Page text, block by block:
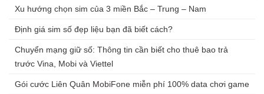
Xu hướng chọn sim của 3 miền Bắc – Trung – Nam
Định giá sim số đẹp liệu bạn đã biết cách?
Chuyển mạng giữ số: Thông tin cần biết cho thuê bao trả
trước Vina, Mobi và Viettel
Gói cước Liên Quân MobiFone miễn phí 100% data chơi game